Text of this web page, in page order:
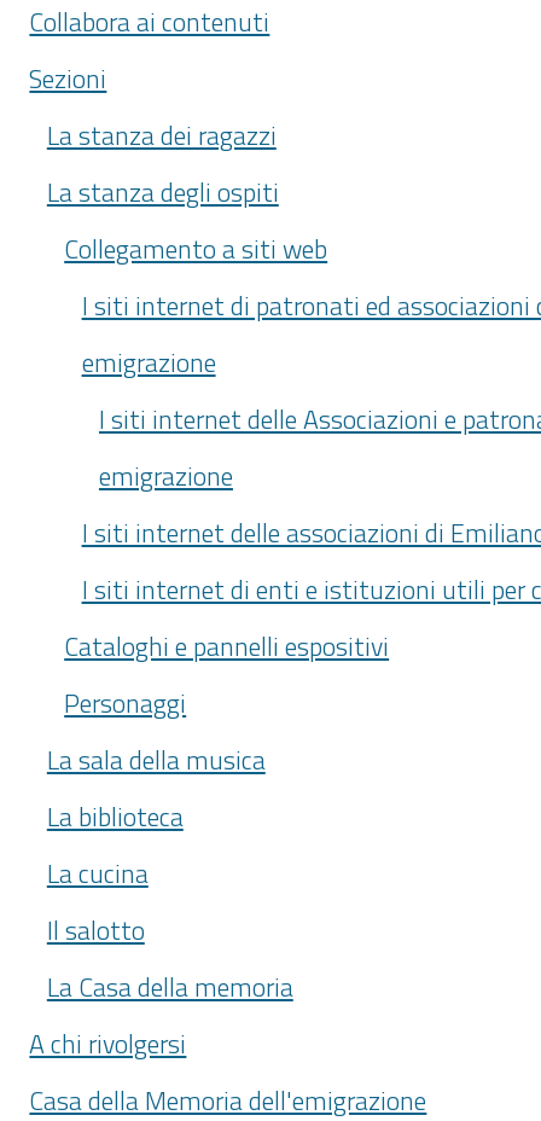
Collabora ai contenuti
Sezioni
La stanza dei ragazzi
La stanza degli ospiti
Collegamento a siti web
I siti internet di patronati ed associazioni
emigrazione
I siti internet delle Associazioni e
emigrazione
I siti internet delle associazioni di
I siti internet di enti e istituzioni utili per
Cataloghi e pannelli espositivi
Personaggi
La sala della musica
La biblioteca
La cucina
Il salotto
La Casa della memoria
A chi rivolgersi
Casa della Memoria dell'emigrazione